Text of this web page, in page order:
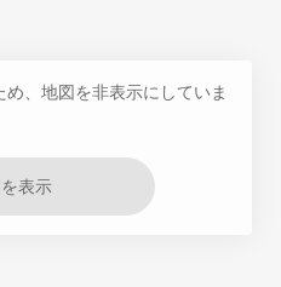
、地図を非表示にしていま
表示